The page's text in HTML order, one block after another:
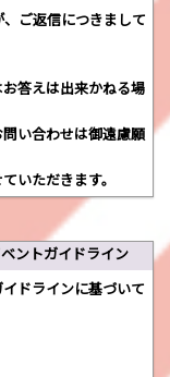
ご返信につきまして
答えは出来かねる場
い合わせは御遠慮願
いただきます。
ントガイドライン
ドラインに基づいて